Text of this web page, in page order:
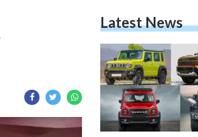
Latest News